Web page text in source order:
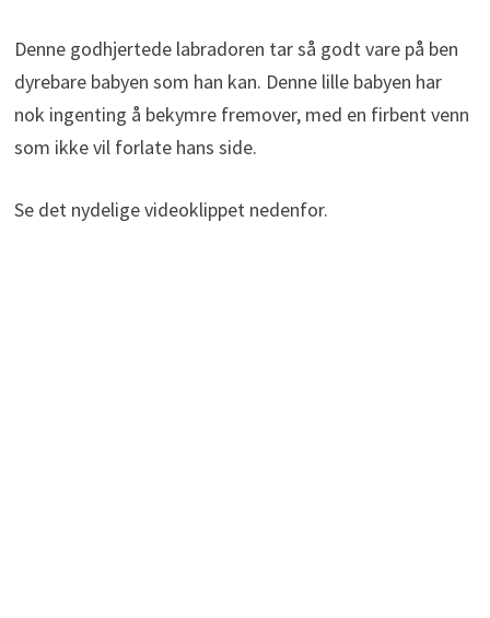
Denne godhjertede labradoren tar så godt vare på ben
dyrebare babyen som han kan. Denne lille babyen har
nok ingenting å bekymre fremover, med en firbent venn
som ikke vil forlate hans side.
Se det nydelige videoklippet nedenfor.